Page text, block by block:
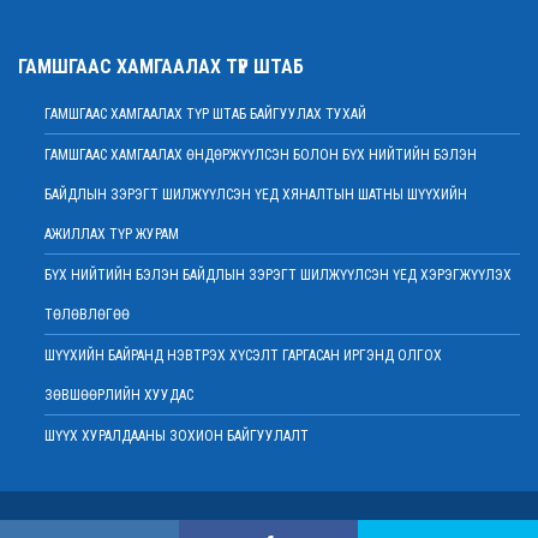
МЭДЭГДЭЛ
2022 оны 01 сарын 20
Ерөнхий шүүгч Д.Ганзориг Европын Холбооноос Монгол Улсад суугаа
Элчин сайдтай хамтын ажиллагааны талаар санал солилцов
2022 оны 01 сарын 19
Үндсэн хуулийн цэцийн гишүүнд нэр дэвшигчийн материал хүлээн авах
2022 оны 01 сарын 19
Улсын дээд шүүхийн дэргэдэх Шүүхийн сургалт, судалгаа, мэдээллийн
Дээд шүүхийн нийт шүүгчийн хуралдаан болно
холбогдох хэргийг хянан хэлэлцлээ
ГАМШГААС ХАМГААЛАХ ТҮР ШТАБ
ГАМШГААС ХАМГААЛАХ ТҮР ШТАБ БАЙГУУЛАХ ТУХАЙ
ГАМШГААС ХАМГААЛАХ ӨНДӨРЖҮҮЛСЭН БОЛОН БҮХ НИЙТИЙН БЭЛЭН
БАЙДЛЫН ЗЭРЭГТ ШИЛЖҮҮЛСЭН ҮЕД ХЯНАЛТЫН ШАТНЫ ШҮҮХИЙН
АЖИЛЛАХ ТҮР ЖУРАМ
БҮХ НИЙТИЙН БЭЛЭН БАЙДЛЫН ЗЭРЭГТ ШИЛЖҮҮЛСЭН ҮЕД ХЭРЭГЖҮҮЛЭХ
ТӨЛӨВЛӨГӨӨ
ШҮҮХИЙН БАЙРАНД НЭВТРЭХ ХҮСЭЛТ ГАРГАСАН ИРГЭНД ОЛГОХ
ЗӨВШӨӨРЛИЙН ХУУДАС
ШҮҮХ ХУРАЛДААНЫ ЗОХИОН БАЙГУУЛАЛТ